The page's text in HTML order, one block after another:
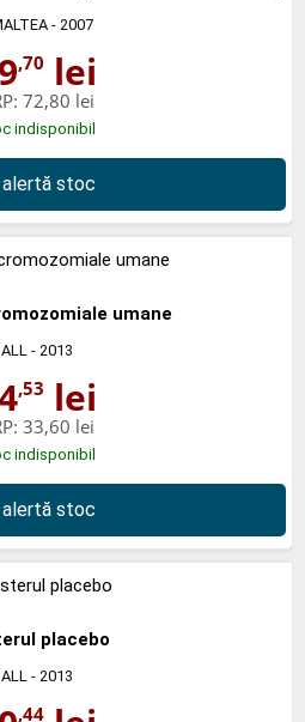
- 2007
,70 lei
72,80 lei
indisponibil
alertă stoc
umane
ALL - 2013
,53 lei
33,60 lei
indisponibil
alertă stoc
placebo
ALL - 2013
,44